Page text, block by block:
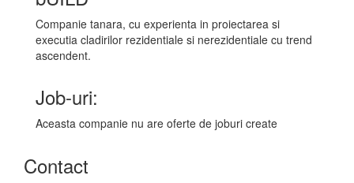
Companie tanara, cu experienta in proiectarea si
executia cladirilor rezidentiale si nerezidentiale cu trend
ascendent.
Job-uri:
Aceasta companie nu are oferte de joburi create
Contact